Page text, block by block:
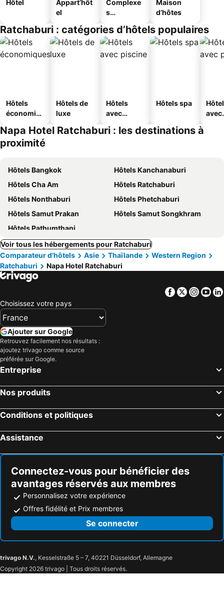
Hôtel
Appart’hôt
el
Complexe
s
s
Maison
d’hôtes
Ratchaburi : catégories d’hôtels populaires
Hôtels
économiq
Hôtels de
luxe
Hôtels
avec
Hôtels spa
avec
Napa Hotel Ratchaburi : les destinations à
proximité
Hôtels Bangkok
Hôtels Kanchanaburi
Hôtels Cha Am
Hôtels Ratchaburi
Hôtels Nonthaburi
Hôtels Phetchaburi
Hôtels Samut Prakan
Hôtels Samut Songkhram
Hôtels Pathumthani
Voir tous les hébergements pour Ratchaburi
Comparateur d'hôtels
Asie Thaïlande
Western Region
Ratchaburi
Napa Hotel Ratchaburi
Facebook
Twitter
Choisissez votre pays
Ajouter sur Google
Retrouvez facilement nos résultats :
ajoutez trivago comme source
préférée sur Google.
Entreprise
Nos produits
Conditions et politiques
Assistance
Connectez-vous pour bénéficier des
avantages réservés aux membres
Personnalisez votre expérience
Offres fidélité et Prix membres
Se connecter
trivago N.V., Kesselstraße 5 – 7, 40221 Düsseldorf, Allemagne
Copyright 2026 trivago | Tous droits réservés.